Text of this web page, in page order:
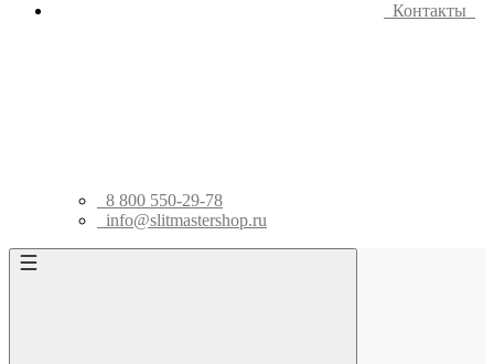
Контакты
8 800 550-29-78
info@slitmastershop.ru